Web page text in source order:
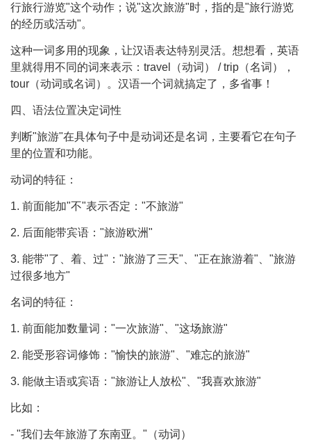
行旅行游览"这个动作；说"这次旅游"时，指的是"旅行游览
的经历或活动"。
这种一词多用的现象，让汉语表达特别灵活。想想看，英语
里就得用不同的词来表示：travel（动词） / trip（名词），
tour（动词或名词）。汉语一个词就搞定了，多省事！
四、语法位置决定词性
判断"旅游"在具体句子中是动词还是名词，主要看它在句子
里的位置和功能。
动词的特征：
1. 前面能加"不"表示否定："不旅游"
2. 后面能带宾语："旅游欧洲"
3. 能带"了、着、过"："旅游了三天"、"正在旅游着"、"旅游
过很多地方"
名词的特征：
1. 前面能加数量词："一次旅游"、"这场旅游"
2. 能受形容词修饰："愉快的旅游"、"难忘的旅游"
3. 能做主语或宾语："旅游让人放松"、"我喜欢旅游"
比如：
- "我们去年旅游了东南亚。"（动词）